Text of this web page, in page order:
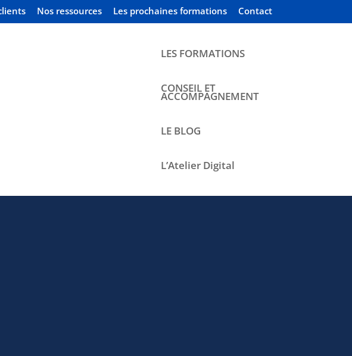
Nos ressources Les prochaines formations Contact
LES FORMATIONS
CONSEIL ET
ACCOMPAGNEMENT
LE BLOG
L’Atelier Digital